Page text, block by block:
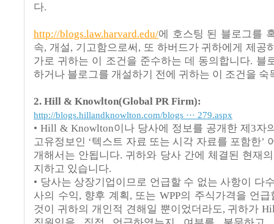
다.
http://blogs.law.harvard.edu/에 호스팅 된 블로그를
속, 개설, 기고함으로써, 또 하버드가 귀하에게 제공
가로 귀하는 이 조건을 준수하는 데 동의합니다. 블
하거나 블로그를 개설하기 전에 귀하는 이 조건을 숙
2. Hill & Knowlton(Global PR Firm):
http://blogs.hillandknowlton.com/blogs ··· 279.aspx
• Hill & Knowlton이나 당사에 정보를 공개한 제3자
고유정보인 ‘텍스트 자료 또는 시각 자료를 포함한’
개해서는 안됩니다. 귀하와 당사 간에 체결된 현재
지하고 있습니다.
• 당사는 상장기업이므로 언급할 수 없는 사항이 다
사의 수익, 향후 계획, 또는 WPP의 주식가격을 언
것이 귀하의 개인적 견해일 뿐이었더라도, 귀하가